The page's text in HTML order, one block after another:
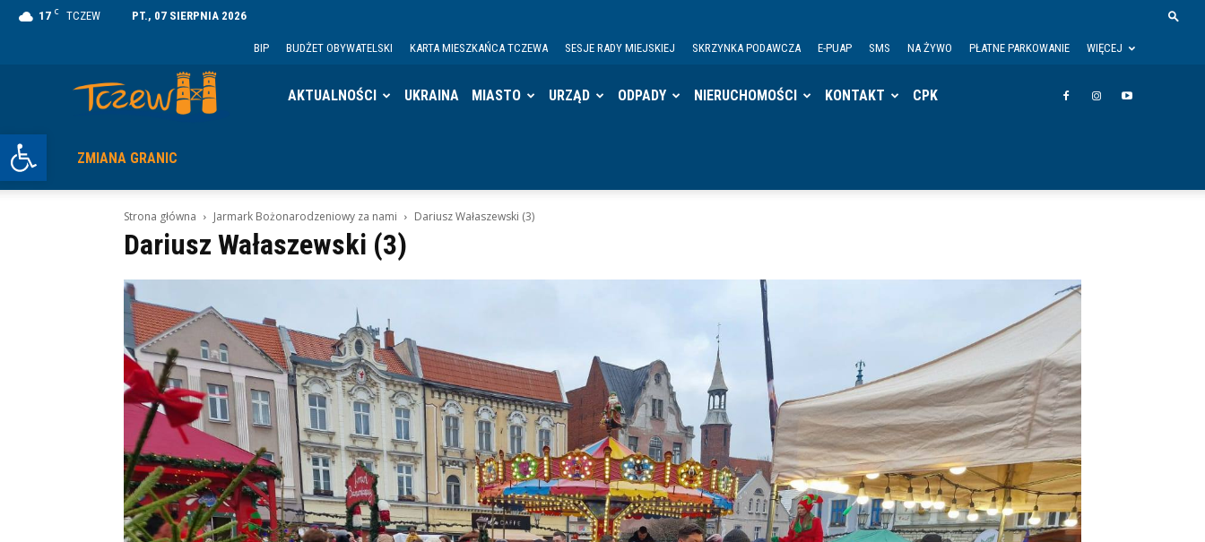
Otwórz pasek narzędzi
17 C TCZEW PT., 07 SIERPNIA 2026
BIP BUDŻET OBYWATELSKI KARTA MIESZKAŃCA TCZEWA SESJE RADY MIEJSKIEJ SKRZYNKA PODAWCZA E-PUAP SMS NA ŻYWO PŁATNE PARKOWANIE WIĘCEJ
AKTUALNOŚCI UKRAINA MIASTO URZĄD ODPADY NIERUCHOMOŚCI KONTAKT CPK
ZMIANA GRANIC
Strona główna Jarmark Bożonarodzeniowy za nami Dariusz Wałaszewski (3)
Dariusz Wałaszewski (3)